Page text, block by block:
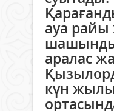
ауа
аралас
күн